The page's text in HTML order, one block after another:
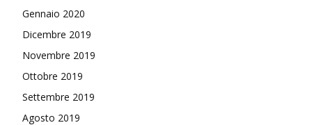
Gennaio 2020
Dicembre 2019
Novembre 2019
Ottobre 2019
Settembre 2019
Agosto 2019